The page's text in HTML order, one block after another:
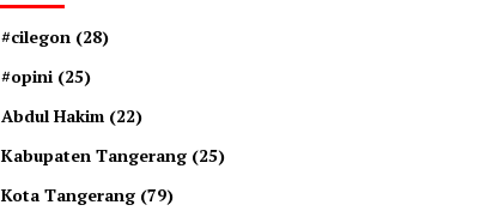
#cilegon (28)
#opini (25)
Abdul Hakim (22)
Kabupaten Tangerang (25)
Kota Tangerang (79)